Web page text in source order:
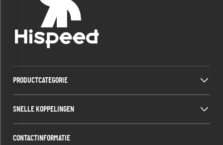
PRODUCTCATEGORIE
SNELLE KOPPELINGEN
CONTACTINFORMATIE